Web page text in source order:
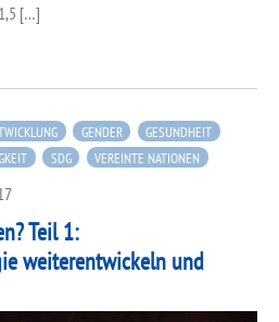
[…]
GENDER
GESUNDHEIT
SDG VEREINTE NATIONEN
Teil 1:
weiterentwickeln und